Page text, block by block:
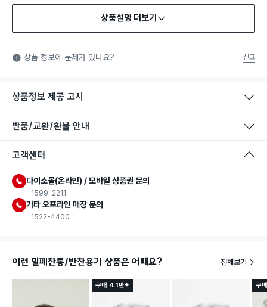
식품용 기구: 식품위생법에서 정한 규격에 따라 제조되어 식품 또
는 식품첨가물에 사용할 수 있는 식품용기구라는 표시입니다.
상품설명 더보기
상품 정보에 문제가 있나요? 신고
상품정보 제공 고시
반품/교환/환불 안내
고객센터
다이소몰(온라인) / 모바일 상품권 문의
1599-2211
기타 오프라인 매장 문의
1522-4400
이런 밀폐찬통/반찬용기 상품은 어때요? 전체보기
구매 4.1만+ 구